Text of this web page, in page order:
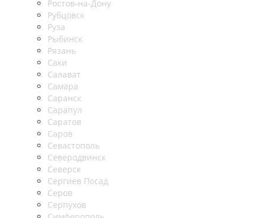
Ростов-на-Дону
Рубцовск
Руза
Рыбинск
Рязань
Саки
Салават
Самара
Саранск
Сарапул
Саратов
Саров
Севастополь
Северодвинск
Северск
Сергиев Посад
Серов
Серпухов